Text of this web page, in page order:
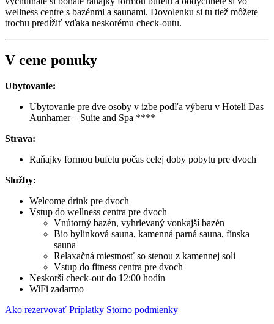
wellness centre s bazénmi a saunami. Dovolenku si tu tiež môžete
trochu predĺžiť vďaka neskorému check-outu.
V cene ponuky
Ubytovanie:
Ubytovanie pre dve osoby v izbe podľa výberu v Hoteli Das
Aunhamer – Suite and Spa ****
Strava:
Raňajky formou bufetu počas celej doby pobytu pre dvoch
Služby:
Welcome drink pre dvoch
Vstup do wellness centra pre dvoch
Vnútorný bazén, vyhrievaný vonkajší bazén
Bio bylinková sauna, kamenná parná sauna, fínska
sauna
Relaxačná miestnosť so stenou z kamennej soli
Vstup do fitness centra pre dvoch
Neskorší check-out do 12:00 hodín
WiFi zadarmo
Ako rezervovať Príplatky Storno podmienky